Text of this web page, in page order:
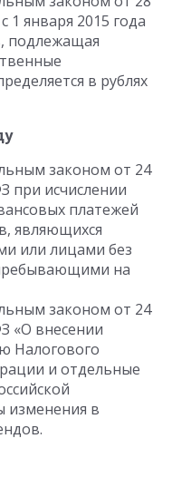
1 января 2015 года
подлежащая
в рублях
законом от 24
при исчислении
платежей
являющихся
или лицами без
на
законом от 24
«О внесении
Налогового
и отдельные
изменения в